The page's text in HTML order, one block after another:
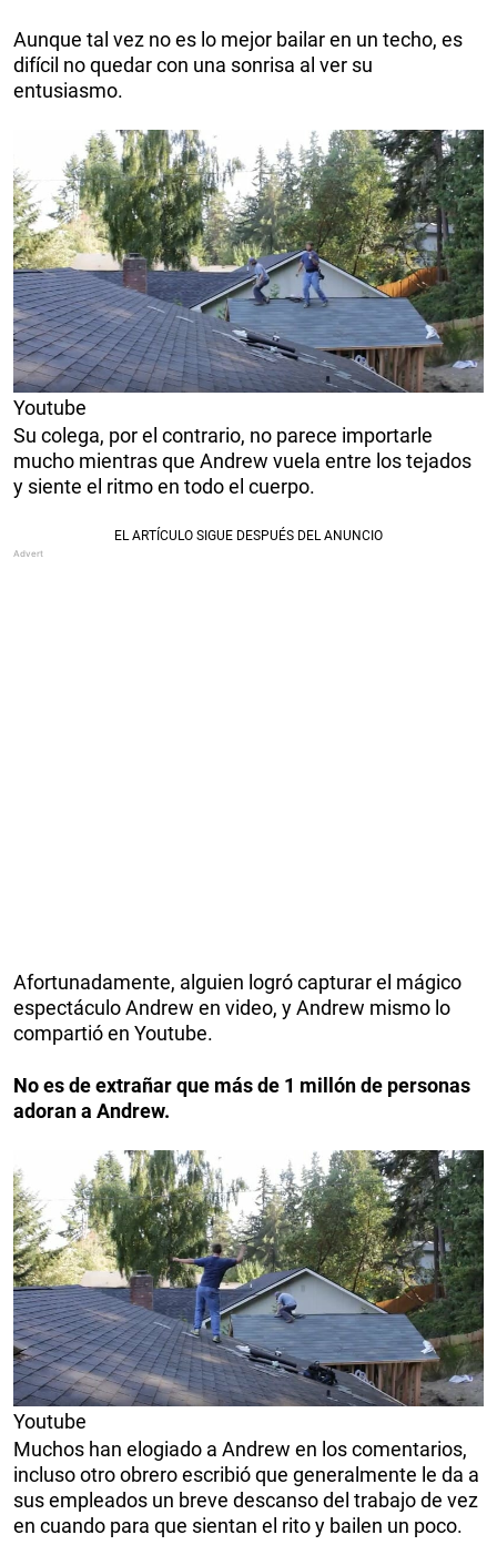
Aunque tal vez no es lo mejor bailar en un techo, es
difícil no quedar con una sonrisa al ver su
entusiasmo.
Youtube
Su colega, por el contrario, no parece importarle
mucho mientras que Andrew vuela entre los tejados
y siente el ritmo en todo el cuerpo.
Afortunadamente, alguien logró capturar el mágico
espectáculo Andrew en video, y Andrew mismo lo
compartió en Youtube.
No es de extrañar que más de 1 millón de personas
adoran a Andrew.
Youtube
Muchos han elogiado a Andrew en los comentarios,
incluso otro obrero escribió que generalmente le da a
sus empleados un breve descanso del trabajo de vez
en cuando para que sientan el rito y bailen un poco.